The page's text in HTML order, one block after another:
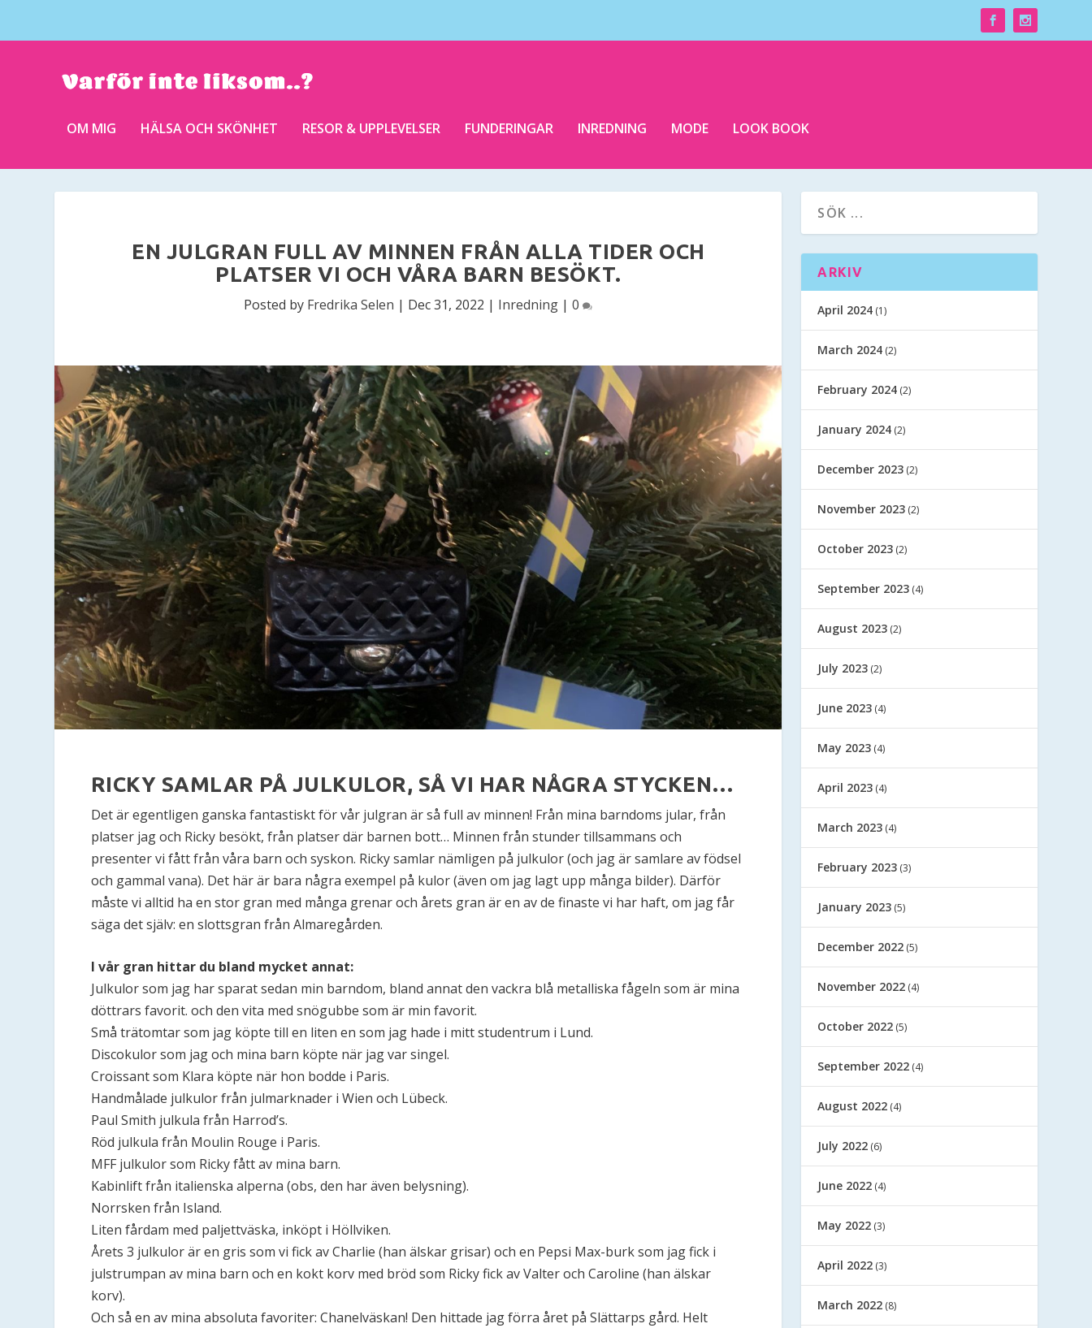
OM MIG HÄLSA OCH SKÖNHET RESOR & UPPLEVELSER FUNDERINGAR INREDNING MODE LOOK BOOK
EN JULGRAN FULL AV MINNEN FRÅN ALLA TIDER OCH
PLATSER VI OCH VÅRA BARN BESÖKT.
Posted by Fredrika Selen | Dec 31, 2022 | Inredning |0
RICKY SAMLAR PÅ JULKULOR, SÅ VI HAR NÅGRA STYCKEN…
Det är egentligen ganska fantastiskt för vår julgran är så full av minnen! Från mina barndoms jular, från
platser jag och Ricky besökt, från platser där barnen bott… Minnen från stunder tillsammans och
presenter vi fått från våra barn och syskon. Ricky samlar nämligen på julkulor (och jag är samlare av födsel
och gammal vana). Det här är bara några exempel på kulor (även om jag lagt upp många bilder). Därför
måste vi alltid ha en stor gran med många grenar och årets gran är en av de finaste vi har haft, om jag får
säga det själv: en slottsgran från Almaregården.
I vår gran hittar du bland mycket annat:
Julkulor som jag har sparat sedan min barndom, bland annat den vackra blå metalliska fågeln som är mina
döttrars favorit. och den vita med snögubbe som är min favorit.
Små trätomtar som jag köpte till en liten en som jag hade i mitt studentrum i Lund.
Discokulor som jag och mina barn köpte när jag var singel.
Croissant som Klara köpte när hon bodde i Paris.
Handmålade julkulor från julmarknader i Wien och Lübeck.
Paul Smith julkula från Harrod’s.
Röd julkula från Moulin Rouge i Paris.
MFF julkulor som Ricky fått av mina barn.
Kabinlift från italienska alperna (obs, den har även belysning).
Norrsken från Island.
Liten fårdam med paljettväska, inköpt i Höllviken.
Årets 3 julkulor är en gris som vi fick av Charlie (han älskar grisar) och en Pepsi Max-burk som jag fick i
julstrumpan av mina barn och en kokt korv med bröd som Ricky fick av Valter och Caroline (han älskar
korv).
Och så en av mina absoluta favoriter: Chanelväskan! Den hittade jag förra året på Slättarps gård. Helt
ARKIV
April 2024 (1)
March 2024 (2)
February 2024 (2)
January 2024 (2)
December 2023 (2)
November 2023 (2)
October 2023 (2)
September 2023 (4)
August 2023 (2)
July 2023 (2)
June 2023 (4)
May 2023 (4)
April 2023 (4)
March 2023 (4)
February 2023 (3)
January 2023 (5)
December 2022 (5)
November 2022 (4)
October 2022 (5)
September 2022 (4)
August 2022 (4)
July 2022 (6)
June 2022 (4)
May 2022 (3)
April 2022 (3)
March 2022 (8)